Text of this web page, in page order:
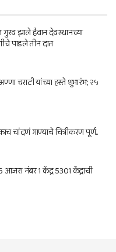
गुरव झाले हैवान देवस्थानच्या
पाडले तीन दात
चराटी यांच्या हस्ते शुभारंभ; २५
चांदणं गाण्याचे चित्रीकरण पूर्ण..
आजरा नंबर 1 केंद्र 5301 केंद्राची